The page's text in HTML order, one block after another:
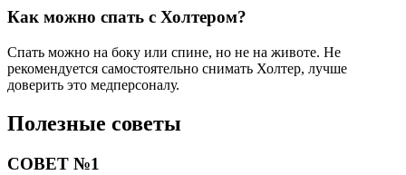
Как можно спать с Холтером?
Спать можно на боку или спине, но не на животе. Не
рекомендуется самостоятельно снимать Холтер, лучше
доверить это медперсоналу.
Полезные советы
СОВЕТ №1